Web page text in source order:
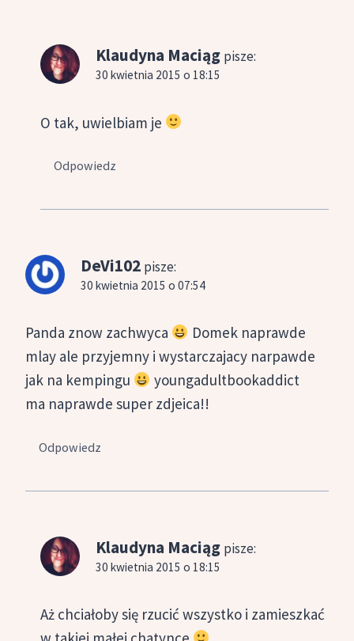
Klaudyna Maciąg pisze:
30 kwietnia 2015 o 18:15
O tak, uwielbiam je
Odpowiedz
DeVi102 pisze:
30 kwietnia 2015 o 07:54
Panda znow zachwyca
Domek naprawde
mlay ale przyjemny i wystarczajacy narpawde
jak na kempingu
youngadultbookaddict
ma naprawde super zdjeica!!
Odpowiedz
Klaudyna Maciąg pisze:
30 kwietnia 2015 o 18:15
Aż chciałoby się rzucić wszystko i zamieszkać